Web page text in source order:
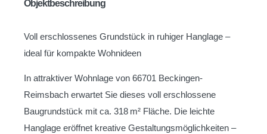
Objektbeschreibung
Voll erschlossenes Grundstück in ruhiger Hanglage –
ideal für kompakte Wohnideen
In attraktiver Wohnlage von 66701 Beckingen-
Reimsbach erwartet Sie dieses voll erschlossene
Baugrundstück mit ca. 318 m² Fläche. Die leichte
Hanglage eröffnet kreative Gestaltungsmöglichkeiten –